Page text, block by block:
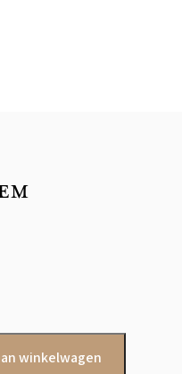
winkelwagen